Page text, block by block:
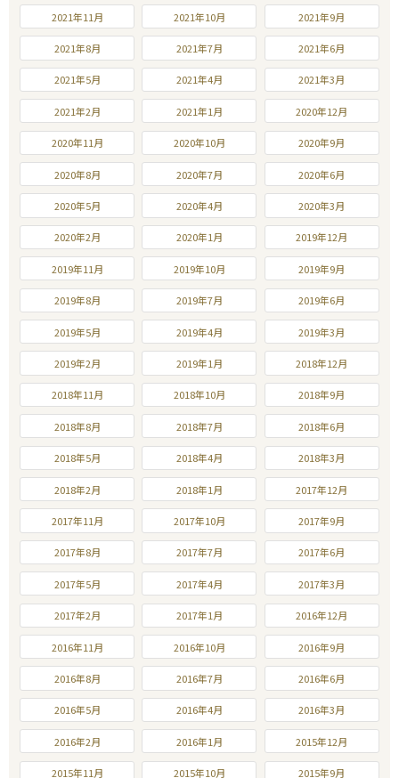
2021年11月 2021年10月 2021年9月
2021年8月 2021年7月 2021年6月
2021年5月 2021年4月 2021年3月
2021年2月 2021年1月 2020年12月
2020年11月 2020年10月 2020年9月
2020年8月 2020年7月 2020年6月
2020年5月 2020年4月 2020年3月
2020年2月 2020年1月 2019年12月
2019年11月 2019年10月 2019年9月
2019年8月 2019年7月 2019年6月
2019年5月 2019年4月 2019年3月
2019年2月 2019年1月 2018年12月
2018年11月 2018年10月 2018年9月
2018年8月 2018年7月 2018年6月
2018年5月 2018年4月 2018年3月
2018年2月 2018年1月 2017年12月
2017年11月 2017年10月 2017年9月
2017年8月 2017年7月 2017年6月
2017年5月 2017年4月 2017年3月
2017年2月 2017年1月 2016年12月
2016年11月 2016年10月 2016年9月
2016年8月 2016年7月 2016年6月
2016年5月 2016年4月 2016年3月
2016年2月 2016年1月 2015年12月
2015年11月 2015年10月 2015年9月